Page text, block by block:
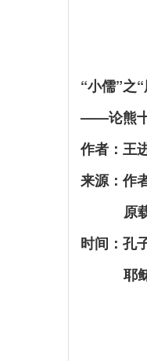
“小儒”之
——论熊十
作者：王
来源：作
原载于
时间：孔
耶稣